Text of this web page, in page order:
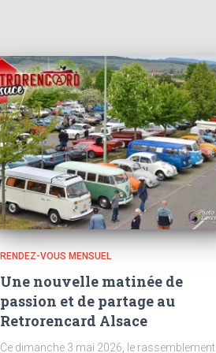
RENDEZ-VOUS MENSUEL
Une nouvelle matinée de
passion et de partage au
Retrorencard Alsace
Ce dimanche 3 mai 2026, le rassemblement